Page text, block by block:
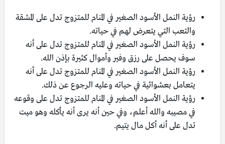
رؤية النمل الأسود الصغير في المنام للمتزوج تدل على المشقة
والتعب التي يتعرض لهم في حياته.
رؤية النمل الأسود الصغير في المنام للمتزوج تدل على أنه
سوف يحصل على رزق وفير وأموال كثيرة بإذن الله.
رؤية النمل الأسود الصغير في المنام للمتزوج تدل على أنه
يتعامل بعشوائية في حياته وعليه الرجوع عن ذلك.
رؤية النمل الأسود الصغير في المنام للمتزوج تدل على وقوعه
في مصيبه والله أعلم، وفي حين أنه يرى أنه يأكله وهو ميت
تدل على أنه أكل مال يتيم.